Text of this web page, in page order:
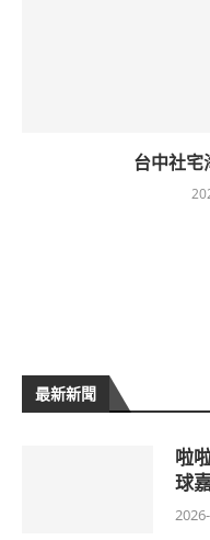
台中社宅
最新新聞
啦
球